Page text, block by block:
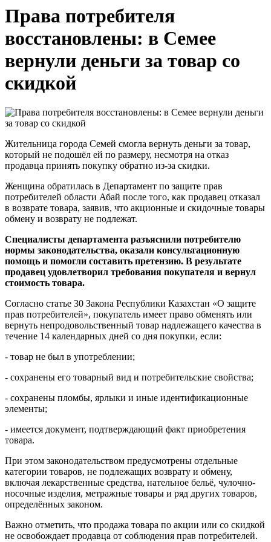
Права потребителя
восстановлены: в Семее
вернули деньги за товар со
скидкой
Жительница города Семей смогла вернуть деньги за товар,
который не подошёл ей по размеру, несмотря на отказ
продавца принять покупку обратно из-за скидки.
Женщина обратилась в Департамент по защите прав
потребителей области Абай после того, как продавец отказал
в возврате товара, заявив, что акционные и скидочные товары
обмену и возврату не подлежат.
Специалисты департамента разъяснили потребителю
нормы законодательства, оказали консультационную
помощь и помогли составить претензию. В результате
продавец удовлетворил требования покупателя и вернул
стоимость товара.
Согласно статье 30 Закона Республики Казахстан «О защите
прав потребителей», покупатель имеет право обменять или
вернуть непродовольственный товар надлежащего качества в
течение 14 календарных дней со дня покупки, если:
- товар не был в употреблении;
- сохранены его товарный вид и потребительские свойства;
- сохранены пломбы, ярлыки и иные идентификационные
элементы;
- имеется документ, подтверждающий факт приобретения
товара.
При этом законодательством предусмотрены отдельные
категории товаров, не подлежащих возврату и обмену,
включая лекарственные средства, нательное бельё, чулочно-
носочные изделия, метражные товары и ряд других товаров,
определённых законом.
Важно отметить, что продажа товара по акции или со скидкой
не освобождает продавца от соблюдения прав потребителей.